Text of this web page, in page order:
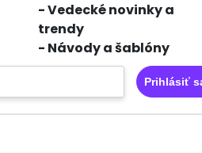
- Vedecké novinky a
trendy
- Návody a šablóny
Prihlásiť